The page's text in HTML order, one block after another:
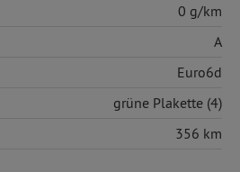
0 g/km
A
Euro6d
grüne Plakette (4)
356 km